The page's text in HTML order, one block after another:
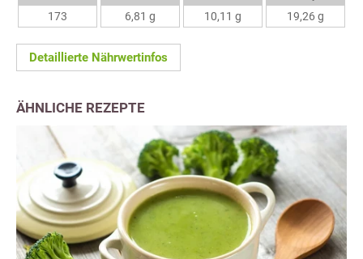
173
6,81 g
10,11 g
19,26 g
Detaillierte Nährwertinfos
ÄHNLICHE REZEPTE